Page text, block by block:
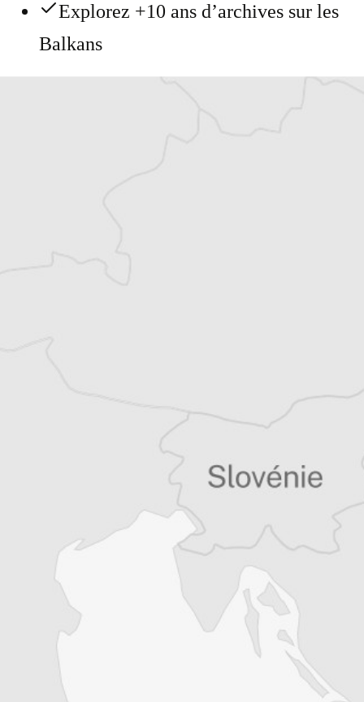
Explorez +10 ans d’archives sur les
Balkans